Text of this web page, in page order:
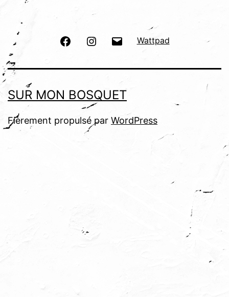
FacebookInstagram Wattpad
SUR MON BOSQUET
Fièrement propulsé par WordPress